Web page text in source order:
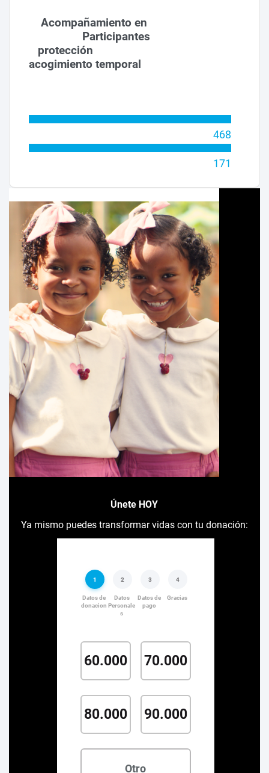
Acompañamiento en
Participantes
protección
acogimiento temporal
468
171
Únete HOY
Ya mismo puedes transformar vidas con tu donación: